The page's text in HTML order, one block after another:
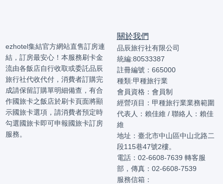
ezhotel集結官方網站直售訂房連
結，訂房最安心！本服務刷卡金
流由各飯店自行收取或委託品辰
旅行社代收代付，消費者訂購完
成請保留訂購單明細備查，有合
作國旅卡之飯店於刷卡頁面將顯
示國旅卡選項，請消費者預定時
勾選國旅卡即可申報國旅卡訂房
服務。
關於我們
品辰旅行社有限公司
統編:80533387
註冊編號：665000
種類:甲種旅行業
會員資格：會員制
經營項目：甲種旅行業業務範圍
代表人：賴佳維 / 聯絡人：賴佳
維
地址：臺北市中山區中山北路二
段115巷47號2樓。
電話：02-6608-7639 轉客服
部，傳真：02-6608-7539
服務信箱：